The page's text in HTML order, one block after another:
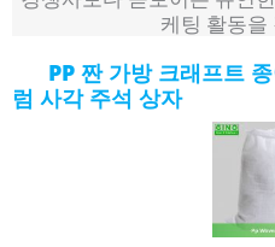
케팅 활동을
PP 짠 가방 크래프트 종
럼 사각 주석 상자